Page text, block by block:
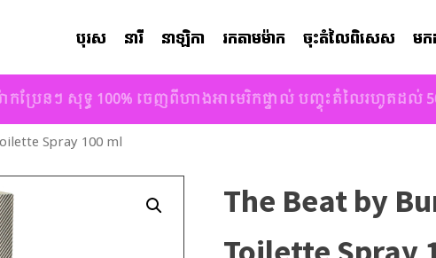
បុរស នារី នាឡិកា រកតាមម៉ាក ចុះតំលៃពិសេស មក
ប្រែនៗ សុទ្ធ 100% ចេញពីហាងអាមេរិកផ្ទាល់ បញ្ចុះតំលៃរហូតដល់
Spray 100 ml
The Beat by